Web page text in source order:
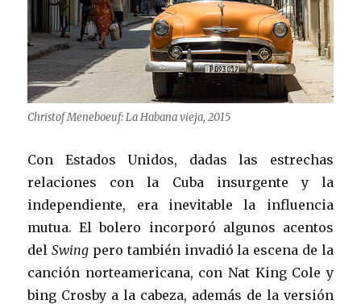
Christof Meneboeuf: La Habana vieja, 2015
Con Estados Unidos, dadas las estrechas
relaciones con la Cuba insurgente y la
independiente, era inevitable la influencia
mutua. El bolero incorporó algunos acentos
del Swing pero también invadió la escena de la
canción norteamericana, con Nat King Cole y
bing Crosby a la cabeza, además de la versión